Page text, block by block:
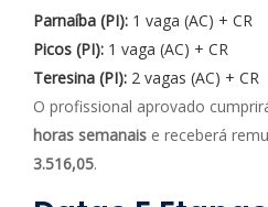
Parnaíba (PI): 1 vaga (AC) + CR
Picos (PI): 1 vaga (AC) + CR
Teresina (PI): 2 vagas (AC) + CR
O profissional aprovado
horas semanais e receberá
3.516,05.